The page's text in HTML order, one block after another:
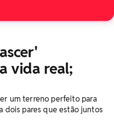
vida real;
um terreno perfeito para
dois pares que estão juntos